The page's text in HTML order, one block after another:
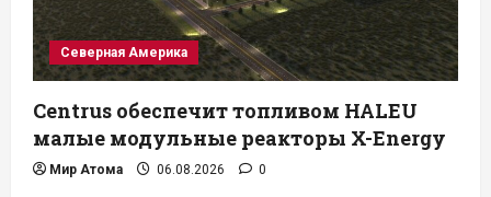
Северная Америка
Centrus обеспечит топливом HALEU
малые модульные реакторы X-Energy
Мир Атома 06.08.2026 0